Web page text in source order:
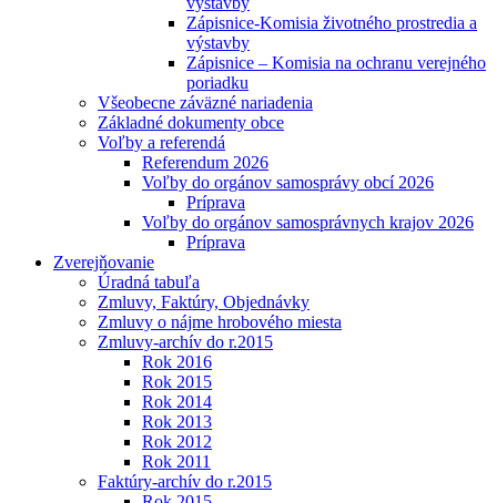
Zápisnice-Komisia životného prostredia a
výstavby
Zápisnice – Komisia na ochranu verejného
poriadku
Všeobecne záväzné nariadenia
Základné dokumenty obce
Voľby a referendá
Referendum 2026
Voľby do orgánov samosprávy obcí 2026
Príprava
Voľby do orgánov samosprávnych krajov 2026
Príprava
Zverejňovanie
Úradná tabuľa
Zmluvy, Faktúry, Objednávky
Zmluvy o nájme hrobového miesta
Zmluvy-archív do r.2015
Rok 2016
Rok 2015
Rok 2014
Rok 2013
Rok 2012
Rok 2011
Faktúry-archív do r.2015